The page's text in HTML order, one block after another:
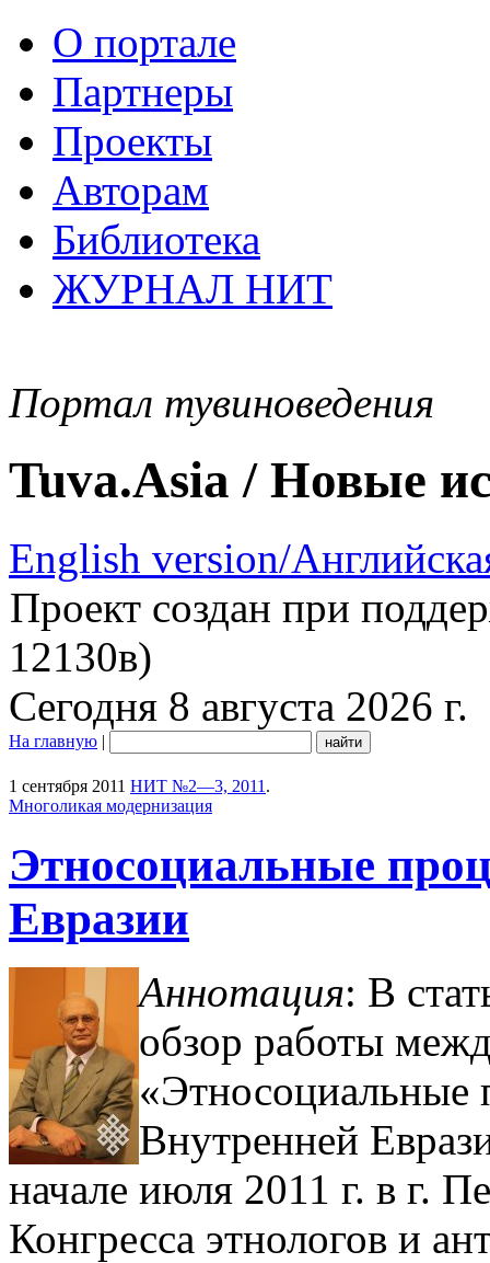
О портале
Партнеры
Проекты
Авторам
Библиотека
ЖУРНАЛ НИТ
Портал тувиноведения
Tuva.Asia / Новые
English version/
Проект создан при
12130в)
Сегодня 8 августа 2026 г.
На главную |
1 сентября 2011 НИТ №2—3, 2011 .
Многоликая модернизация
Этносоциальные
Евразии
Аннотация: В
обзор работы
«Этносоциальные
Внутренней
начале июля 2011 г. в г.
Конгресса этнологов и